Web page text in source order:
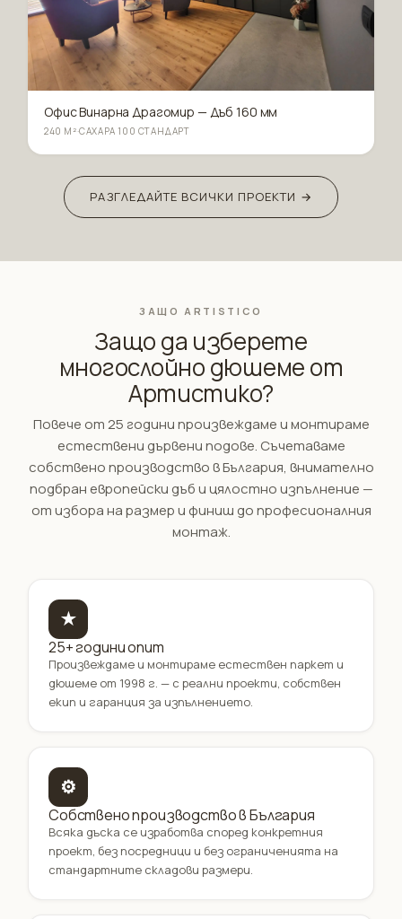
Офис Винарна Драгомир — Дъб 160 мм
240 М²·САХАРА 100 СТАНДАРТ
РАЗГЛЕДАЙТЕ ВСИЧКИ ПРОЕКТИ →
ЗАЩО ARTISTICO
Защо да изберете
многослойно дюшеме от
Артистико?
Повече от 25 години произвеждаме и монтираме
естествени дървени подове. Съчетаваме
собствено производство в България, внимателно
подбран европейски дъб и цялостно изпълнение —
от избора на размер и финиш до професионалния
монтаж.
★
25+ години опит
Произвеждаме и монтираме естествен паркет и
дюшеме от 1998 г. — с реални проекти, собствен
екип и гаранция за изпълнението.
⚙
Собствено производство в България
Всяка дъска се изработва според конкретния
проект, без посредници и без ограниченията на
стандартните складови размери.